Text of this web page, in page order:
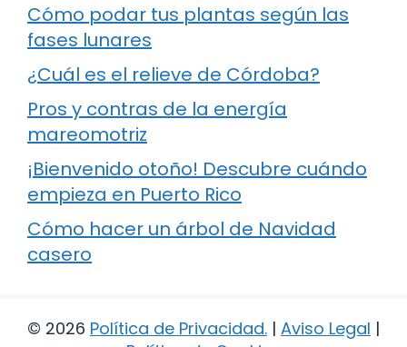
Cómo podar tus plantas según las
fases lunares
¿Cuál es el relieve de Córdoba?
Pros y contras de la energía
mareomotriz
¡Bienvenido otoño! Descubre cuándo
empieza en Puerto Rico
Cómo hacer un árbol de Navidad
casero
© 2026 Política de Privacidad. | Aviso Legal |